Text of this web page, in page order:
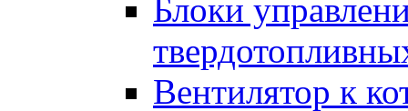
Блоки
Вентилятор к